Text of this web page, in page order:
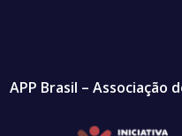
APP Brasil – Associação